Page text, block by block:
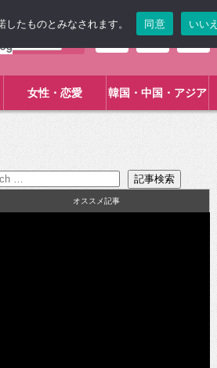
女性・恋愛 韓国・中国・アジア
オススメ記事
たものとみなされます。 同意 いいえ